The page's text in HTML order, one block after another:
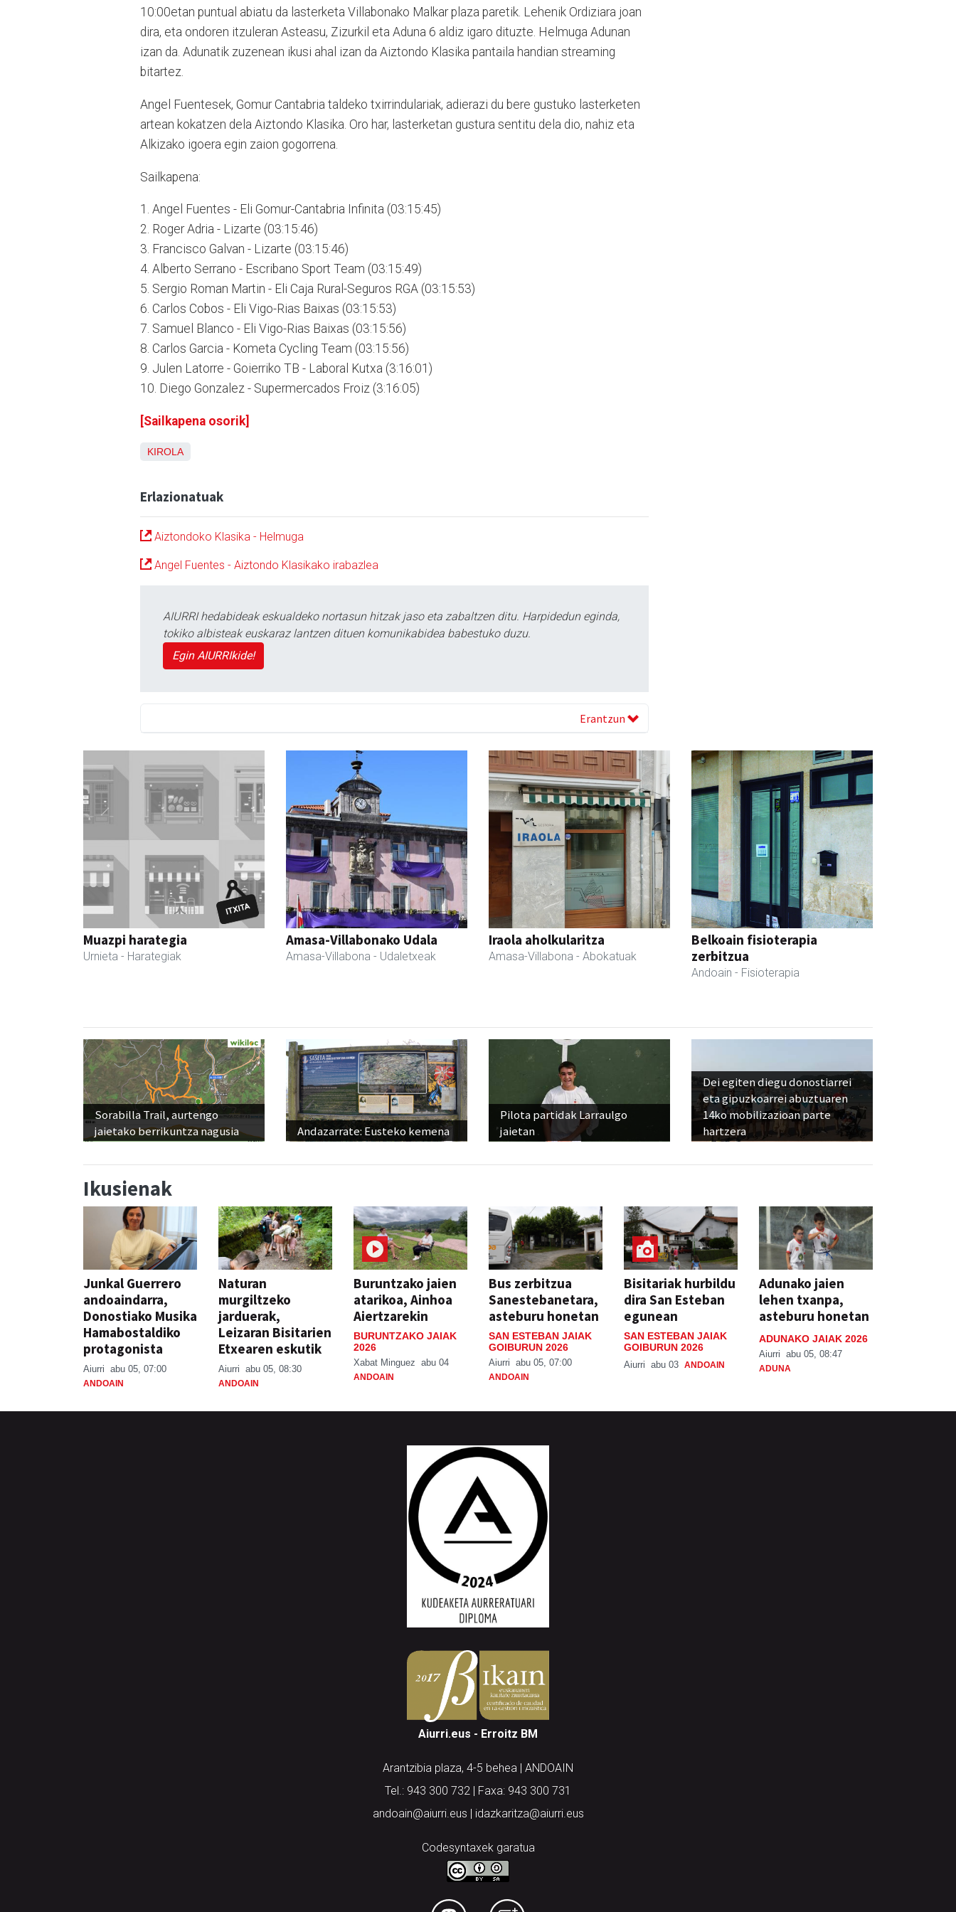
10:00etan puntual abiatu da lasterketa Villabonako Malkar plaza paretik. Lehenik Ordiziara joan
dira, eta ondoren itzuleran Asteasu, Zizurkil eta Aduna 6 aldiz igaro dituzte. Helmuga Adunan
izan da. Adunatik zuzenean ikusi ahal izan da Aiztondo Klasika pantaila handian streaming
bitartez.
Angel Fuentesek, Gomur Cantabria taldeko txirrindulariak, adierazi du bere gustuko lasterketen
artean kokatzen dela Aiztondo Klasika. Oro har, lasterketan gustura sentitu dela dio, nahiz eta
Alkizako igoera egin zaion gogorrena.
Sailkapena:
1. Angel Fuentes - Eli Gomur-Cantabria Infinita (03:15:45)
2. Roger Adria - Lizarte (03:15:46)
3. Francisco Galvan - Lizarte (03:15:46)
4. Alberto Serrano - Escribano Sport Team (03:15:49)
5. Sergio Roman Martin - Eli Caja Rural-Seguros RGA (03:15:53)
6. Carlos Cobos - Eli Vigo-Rias Baixas (03:15:53)
7. Samuel Blanco - Eli Vigo-Rias Baixas (03:15:56)
8. Carlos Garcia - Kometa Cycling Team (03:15:56)
9. Julen Latorre - Goierriko TB - Laboral Kutxa (3:16:01)
10. Diego Gonzalez - Supermercados Froiz (3:16:05)
[Sailkapena osorik]
KIROLA
Erlazionatuak
Aiztondoko Klasika - Helmuga
Angel Fuentes - Aiztondo Klasikako irabazlea
AIURRI hedabideak eskualdeko nortasun hitzak jaso eta zabaltzen ditu. Harpidedun eginda,
tokiko albisteak euskaraz lantzen dituen komunikabidea babestuko duzu.
Egin AIURRIkide!
Erantzun
Muazpi harategia
Urnieta - Harategiak
Amasa-Villabonako Udala
Amasa-Villabona - Udaletxeak
Iraola aholkularitza
Amasa-Villabona - Abokatuak
Belkoain fisioterapia
zerbitzua
Andoain - Fisioterapia
Sorabilla Trail, aurtengo
jaietako berrikuntza nagusia
Andazarrate: Eusteko kemena
Pilota partidak Larraulgo
jaietan
Dei egiten diegu donostiarrei
eta gipuzkoarrei abuztuaren
14ko mobilizazioan parte
hartzera
Ikusienak
Junkal Guerrero
andoaindarra,
Donostiako Musika
Hamabostaldiko
protagonista
Aiurri abu 05, 07:00
ANDOAIN
Naturan
murgiltzeko
jarduerak,
Leizaran Bisitarien
Etxearen eskutik
Aiurri abu 05, 08:30
ANDOAIN
Buruntzako jaien
atarikoa, Ainhoa
Aiertzarekin
BURUNTZAKO JAIAK
2026
Xabat Minguez abu 04
ANDOAIN
Bus zerbitzua
Sanestebanetara,
asteburu honetan
SAN ESTEBAN JAIAK
GOIBURUN 2026
Aiurri abu 05, 07:00
ANDOAIN
Bisitariak hurbildu
dira San Esteban
egunean
SAN ESTEBAN JAIAK
GOIBURUN 2026
Aiurri abu 03 ANDOAIN
Adunako jaien
lehen txanpa,
asteburu honetan
ADUNAKO JAIAK 2026
Aiurri abu 05, 08:47
ADUNA
Aiurri.eus - Erroitz BM
Arantzibia plaza, 4-5 behea | ANDOAIN
Tel.: 943 300 732 | Faxa: 943 300 731
andoain@aiurri.eus | idazkaritza@aiurri.eus
Codesyntaxek garatua